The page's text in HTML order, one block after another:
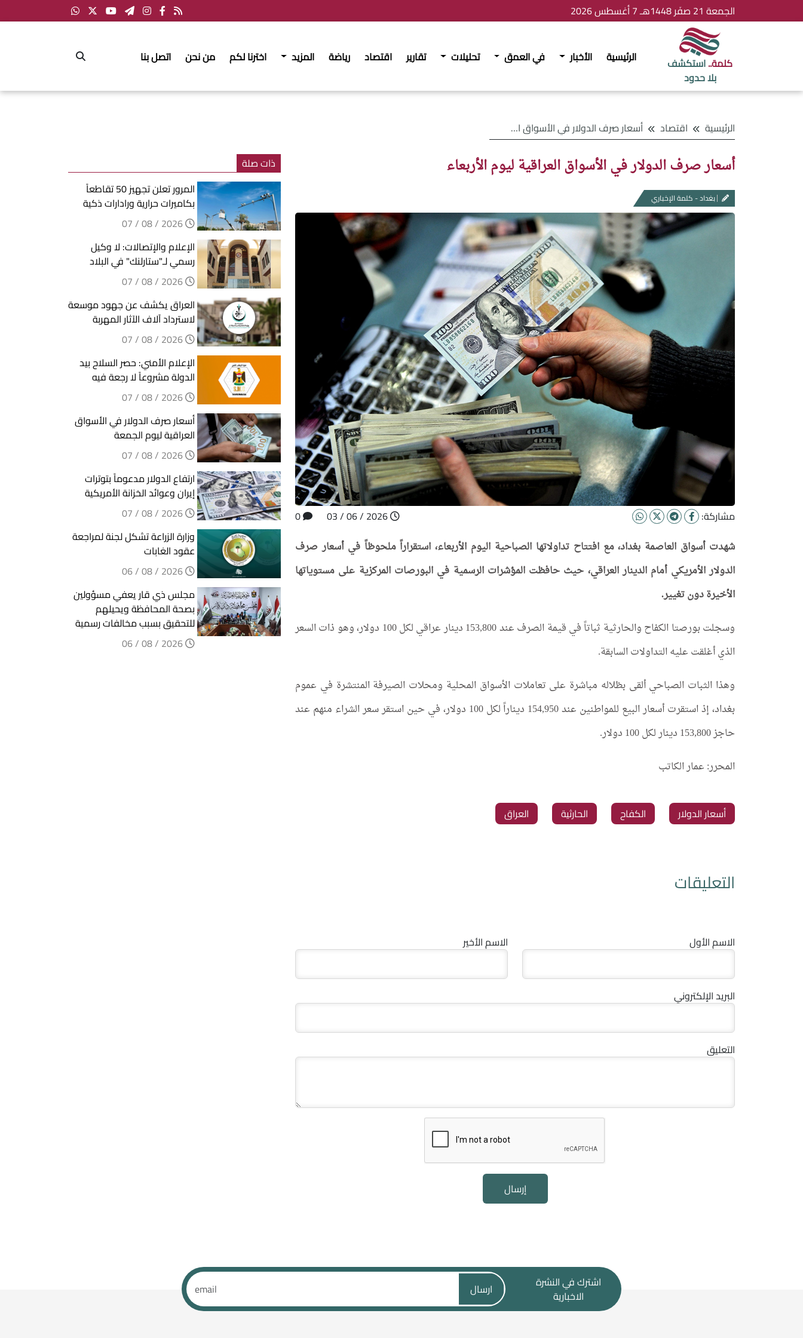
الجمعة 21 صفَر 1448هـ 7 أغسطس 2026
كلمة..استكشف
بلا حدود
الرئيسية الأخبار في العمق تحليلات تقارير اقتصاد رياضة المزيد اخترنا لكم من نحن اتصل بنا
الرئيسية اقتصاد أسعار صرف الدولار في الأسواق العراقية ليوم الأربعاء
أسعار صرف الدولار في الأسواق العراقية ليوم الأربعاء
بغداد - كلمة الإخباري
مشاركة:
شهدت أسواق العاصمة بغداد، مع افتتاح تداولاتها الصباحية اليوم الأربعاء، استقراراً ملحوظاً في أسعار صرف
الدولار الأمريكي أمام الدينار العراقي، حيث حافظت المؤشرات الرسمية في البورصات المركزية على مستوياتها
الأخيرة دون تغيير.
وسجلت بورصتا الكفاح والحارثية ثباتاً في قيمة الصرف عند 153,800 دينار عراقي لكل 100 دولار، وهو ذات السعر
الذي أغلقت عليه التداولات السابقة.
وهذا الثبات الصباحي ألقى بظلاله مباشرة على تعاملات الأسواق المحلية ومحلات الصيرفة المنتشرة في عموم
بغداد، إذ استقرت أسعار البيع للمواطنين عند 154,950 ديناراً لكل 100 دولار، في حين استقر سعر الشراء منهم عند
حاجز 153,800 دينار لكل 100 دولار.
المحرر: عمار الكاتب
أسعار الدولار ‏الكفاح ‏الحارثية ‏العراق
التعليقات
الاسم الأول الاسم الأخير
البريد الإلكتروني
التعليق
إرسال
ذات صلة
المرور تعلن تجهيز 50 تقاطعاً
بكاميرات حرارية ورادارات ذكية
الإعلام والإتصالات: لا وكيل
رسمي لـ"ستارلنك" في البلاد
العراق يكشف عن جهود موسعة
لاسترداد آلاف الآثار المهربة
الإعلام الأمني: حصر السلاح بيد
الدولة مشروعاً لا رجعة فيه
أسعار صرف الدولار في الأسواق
العراقية ليوم الجمعة
ارتفاع الدولار مدعوماً بتوترات
إيران وعوائد الخزانة الأمريكية
وزارة الزراعة تشكل لجنة لمراجعة
عقود الغابات
مجلس ذي قار يعفي مسؤولين
بصحة المحافظة ويحيلهم
للتحقيق بسبب مخالفات رسمية
اشترك في النشرة
الاخبارية
ارسال